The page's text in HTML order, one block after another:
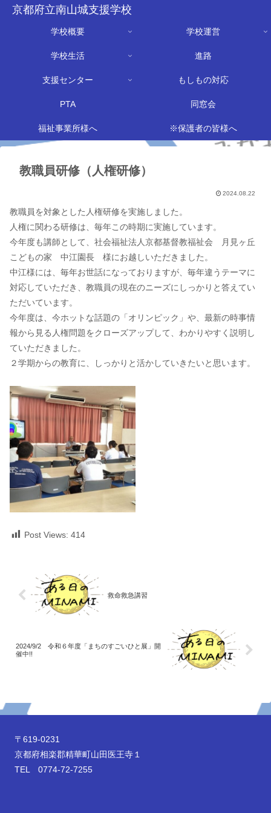
京都府立南山城支援学校
学校概要 学校運営
学校生活 進路
支援センター もしもの対応
PTA 同窓会
福祉事業所様へ ※保護者の皆様へ
教職員研修（人権研修）
2024.08.22
教職員を対象とした人権研修を実施しました。
人権に関わる研修は、毎年この時期に実施しています。
今年度も講師として、社会福祉法人京都基督教福祉会 月見ヶ丘
こどもの家 中江園長 様にお越しいただきました。
中江様には、毎年お世話になっておりますが、毎年違うテーマに
対応していただき、教職員の現在のニーズにしっかりと答えてい
ただいています。
今年度は、今ホットな話題の「オリンピック」や、最新の時事情
報から見る人権問題をクローズアップして、わかりやすく説明し
ていただきました。
２学期からの教育に、しっかりと活かしていきたいと思います。
Post Views: 414
救命救急講習
2024/9/2 令和６年度「まちのすごいひと展」開
催中!!
〒619-0231
京都府相楽郡精華町山田医王寺１
TEL 0774-72-7255